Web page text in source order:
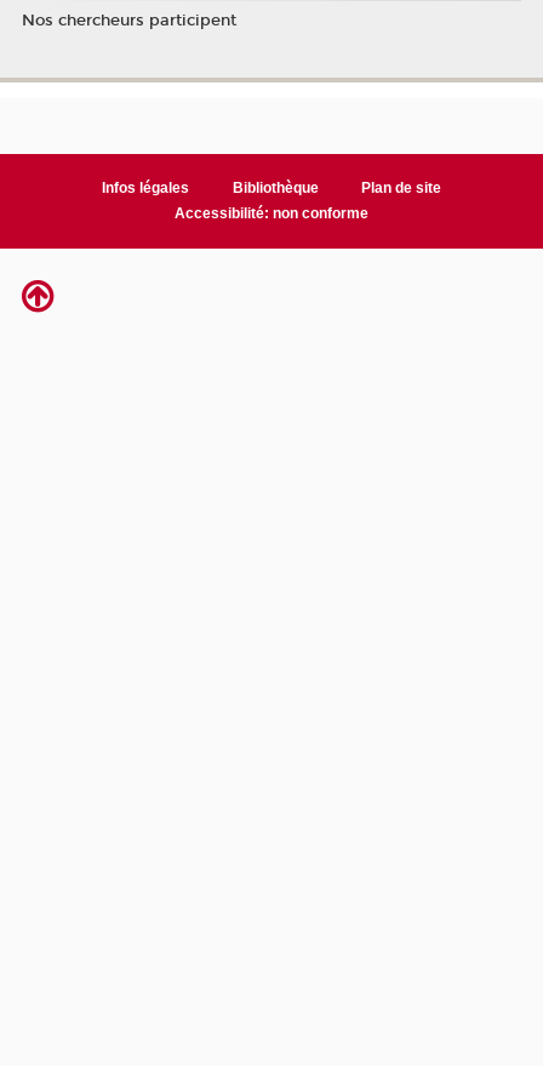
Nos chercheurs participent
Infos légales Bibliothèque
Plan de site
Accessibilité: non conforme